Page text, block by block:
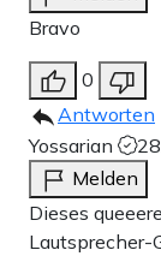
Bravo
0
Antworten
Yossarian
Melden
Dieses
Lautsprecher-